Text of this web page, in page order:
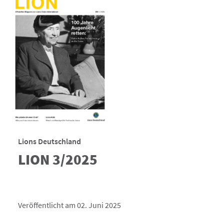
Lions Deutschland
LION 3/2025
Veröffentlicht am 02. Juni 2025